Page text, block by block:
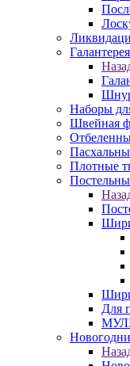
Галантерея
Наборы
Швейная
Плотные
Для